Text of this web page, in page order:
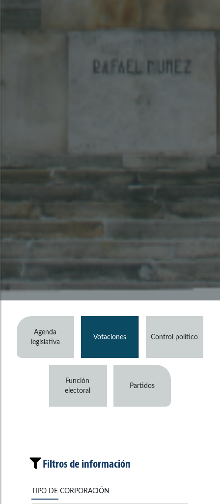
Agenda
legislativa
Votaciones Control político
Función
electoral
Partidos
Filtros de información
TIPO DE CORPORACIÓN